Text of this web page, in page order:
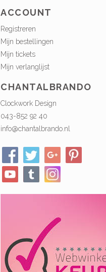
ACCOUNT
Registreren
Mijn bestellingen
Mijn tickets
Mijn verlanglijst
CHANTALBRANDO
Clockwork Design
043-852 92 40
info@chantalbrando.nl